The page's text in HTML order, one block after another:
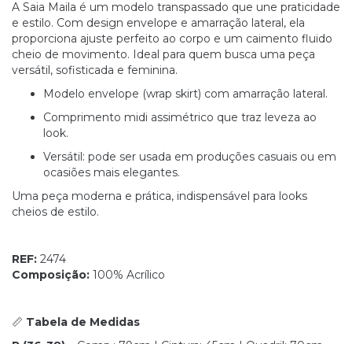
A Saia Maila é um modelo transpassado que une praticidade
e estilo. Com design envelope e amarração lateral, ela
proporciona ajuste perfeito ao corpo e um caimento fluido
cheio de movimento. Ideal para quem busca uma peça
versátil, sofisticada e feminina.
Modelo envelope (wrap skirt) com amarração lateral.
Comprimento midi assimétrico que traz leveza ao
look.
Versátil: pode ser usada em produções casuais ou em
ocasiões mais elegantes.
Uma peça moderna e prática, indispensável para looks
cheios de estilo.
REF: 2474
Composição: 100% Acrílico
📏 Tabela de Medidas